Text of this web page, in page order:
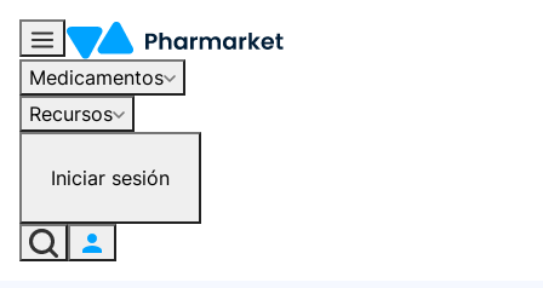
Medicamentos
Recursos
Iniciar sesión